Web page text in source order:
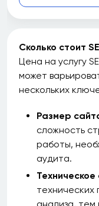
Сколько стоит
Цена на услугу
может
нескольких
Размер
сложность
работы,
аудита.